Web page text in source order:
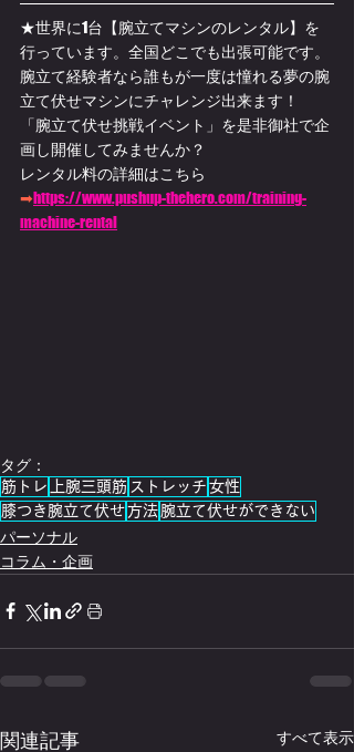
★世界に1台【腕立てマシンのレンタル】を
行っています。全国どこでも出張可能です。
腕立て経験者なら誰もが一度は憧れる夢の腕
立て伏せマシンにチャレンジ出来ます！
「腕立て伏せ挑戦イベント」を是非御社で企
画し開催してみませんか？
レンタル料の詳細はこちら
➡https://www.pushup-thehero.com/training-
machine-rental
タグ：
筋トレ 上腕三頭筋 ストレッチ 女性
膝つき腕立て伏せ方法 腕立て伏せができない
パーソナル
コラム・企画
関連記事 すべて表示